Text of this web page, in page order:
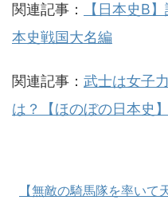
関連記事：
【日本史B
本史戦国大名編
関連記事： 武士は女子
は？【ほのぼの日本史】
【無敵の騎馬隊を率いて